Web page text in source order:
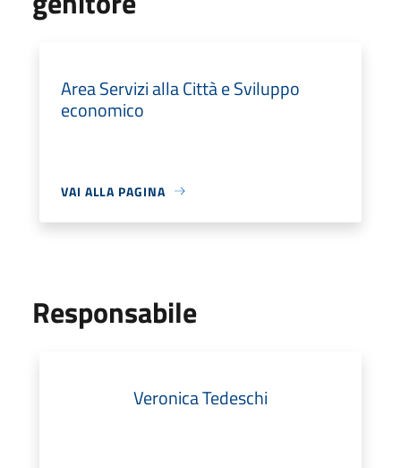
Area Servizi alla Città e Sviluppo
economico
VAI ALLA PAGINA
Responsabile
Veronica Tedeschi